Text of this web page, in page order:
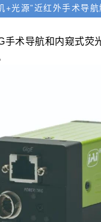
+光源”近红外手术导
手术导航和内窥式荧